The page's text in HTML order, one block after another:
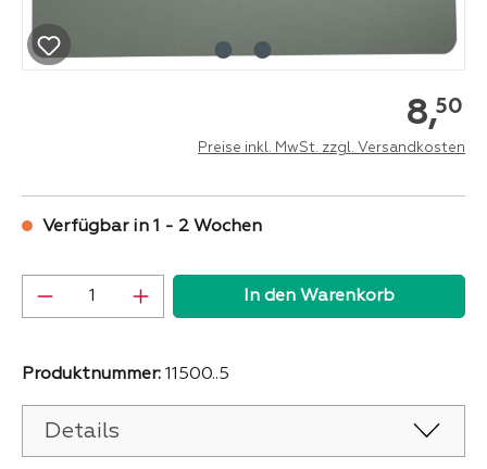
8,50
Preise inkl. MwSt. zzgl. Versandkosten
Verfügbar in 1 - 2 Wochen
Produkt Anzahl: Gib den gewünschten
In den Warenkorb
Produktnummer: 11500..5
Details